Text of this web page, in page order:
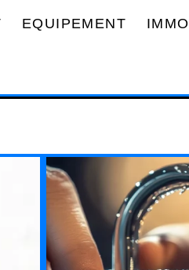
EQUIPEMENT IMMO